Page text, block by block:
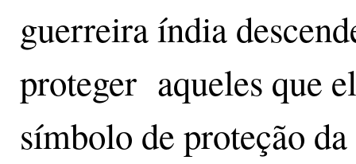
guerreira índia
proteger aqueles que
símbolo de proteção